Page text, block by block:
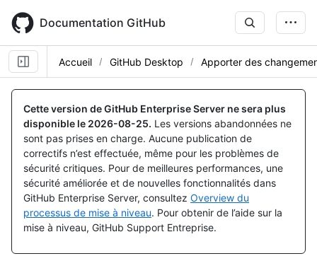
main
content
Documentation GitHub
Accueil GitHub Desktop Apporter des
Cette version de GitHub Enterprise Server ne sera plus
disponible le 2026-08-25. Les versions abandonnées ne
sont pas prises en charge. Aucune publication de
correctifs n’est effectuée, même pour les problèmes de
sécurité critiques. Pour de meilleures performances, une
sécurité améliorée et de nouvelles fonctionnalités dans
GitHub Enterprise Server, consultez Overview du
processus de mise à niveau. Pour obtenir de l’aide sur la
mise à niveau, GitHub Support Entreprise.